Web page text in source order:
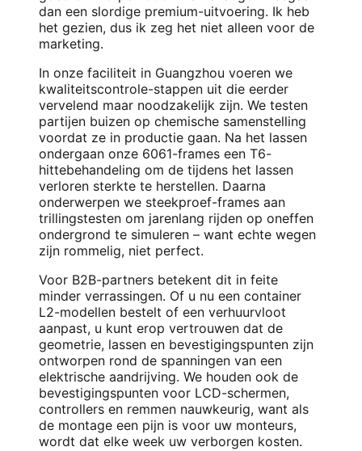
dan een slordige premium-uitvoering. Ik heb
het gezien, dus ik zeg het niet alleen voor de
marketing.
In onze faciliteit in Guangzhou voeren we
kwaliteitscontrole-stappen uit die eerder
vervelend maar noodzakelijk zijn. We testen
partijen buizen op chemische samenstelling
voordat ze in productie gaan. Na het lassen
ondergaan onze 6061-frames een T6-
hittebehandeling om de tijdens het lassen
verloren sterkte te herstellen. Daarna
onderwerpen we steekproef-frames aan
trillingstesten om jarenlang rijden op oneffen
ondergrond te simuleren – want echte wegen
zijn rommelig, niet perfect.
Voor B2B-partners betekent dit in feite
minder verrassingen. Of u nu een container
L2-modellen bestelt of een verhuurvloot
aanpast, u kunt erop vertrouwen dat de
geometrie, lassen en bevestigingspunten zijn
ontworpen rond de spanningen van een
elektrische aandrijving. We houden ook de
bevestigingspunten voor LCD-schermen,
controllers en remmen nauwkeurig, want als
de montage een pijn is voor uw monteurs,
wordt dat elke week uw verborgen kosten.